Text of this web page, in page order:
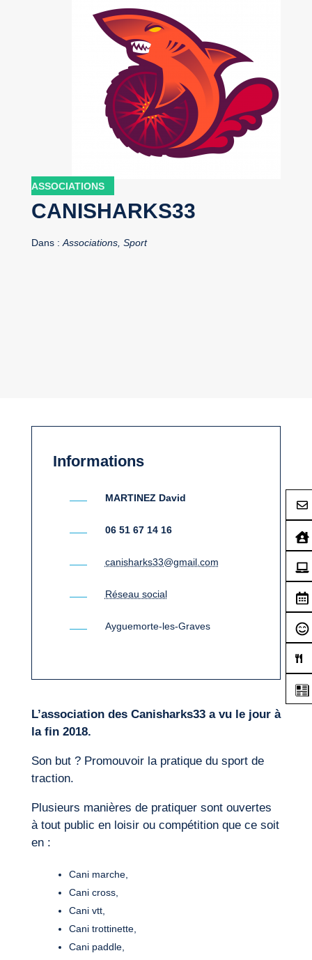
ASSOCIATIONS
CANISHARKS33
Dans : Associations, Sport
Informations
MARTINEZ David
06 51 67 14 16
canisharks33@gmail.com
Réseau social
Ayguemorte-les-Graves
L’association des Canisharks33 a vu le jour à
la fin 2018.
Son but ? Promouvoir la pratique du sport de
traction.
Plusieurs manières de pratiquer sont ouvertes
à tout public en loisir ou compétition que ce soit
en :
Cani marche,
Cani cross,
Cani vtt,
Cani trottinette,
Cani paddle,